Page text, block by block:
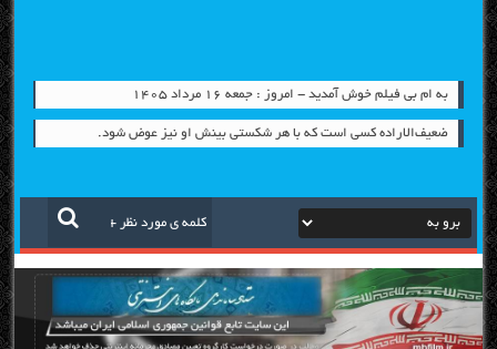
به ام بی فیلم خوش آمدید - امروز : جمعه ۱۶ مرداد ۱۴۰۵
ضعیف‌الاراده کسی است که با هر شکستی بینش او نیز عوض شود.